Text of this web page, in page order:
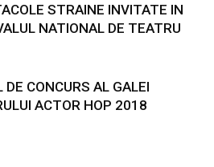
STRAINE INVITATE IN
NATIONAL DE TEATRU
DE CONCURS AL GALEI
ACTOR HOP 2018